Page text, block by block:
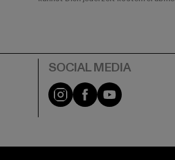
Instagram
FacebookYouTube